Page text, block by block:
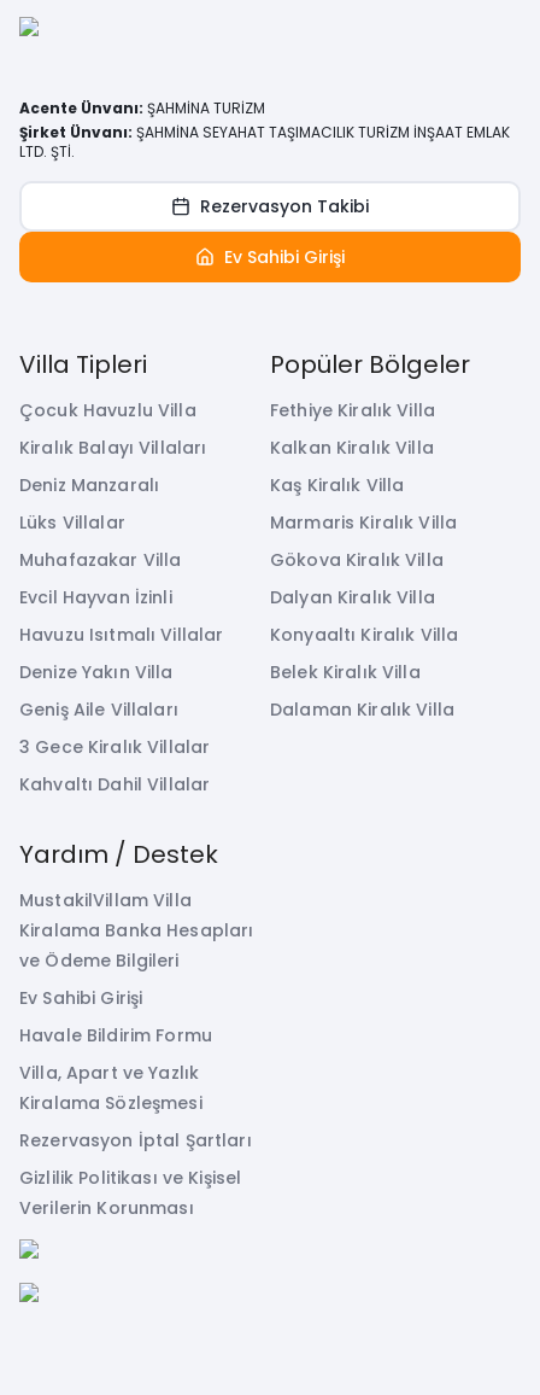
Villa Tipleri
Çocuk Havuzlu Villa
Kiralık Balayı Villaları
Deniz Manzaralı
Lüks Villalar
Muhafazakar Villa
Evcil Hayvan İzinli
Havuzu Isıtmalı Villalar
Denize Yakın Villa
Geniş Aile Villaları
3 Gece Kiralık Villalar
Kahvaltı Dahil Villalar
Popüler Bölgeler
Fethiye Kiralık Villa
Kalkan Kiralık Villa
Kaş Kiralık Villa
Marmaris Kiralık Villa
Gökova Kiralık Villa
Dalyan Kiralık Villa
Konyaaltı Kiralık Villa
Belek Kiralık Villa
Dalaman Kiralık Villa
Yardım / Destek
MustakilVillam Villa
Kiralama Banka Hesapları
ve Ödeme Bilgileri
Ev Sahibi Girişi
Havale Bildirim Formu
Villa, Apart ve Yazlık
Kiralama Sözleşmesi
Rezervasyon İptal Şartları
Gizlilik Politikası ve Kişisel
Verilerin Korunması
Acente Ünvanı: ŞAHMİNA TURİZM
Şirket Ünvanı: ŞAHMİNA SEYAHAT TAŞIMACILIK TURİZM İNŞAAT EMLAK
LTD. ŞTİ.
Rezervasyon Takibi
Ev Sahibi Girişi